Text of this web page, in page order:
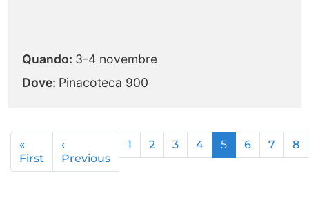
Quando: 3-4 novembre
Dove: Pinacoteca 900
Paginazione
«
First Prima
pagina
‹
Previous Pagina
precedente
1 2 3 4 5 6 7 8